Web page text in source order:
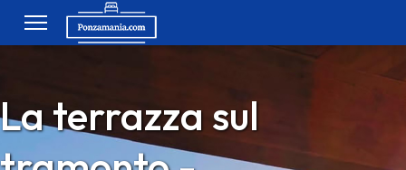
La terrazza sul